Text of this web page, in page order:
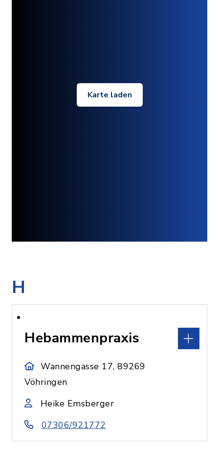
Karte laden
H
Hebammenpraxis
Wannengasse 17, 89269
Vöhringen
Heike Emsberger
07306/921772